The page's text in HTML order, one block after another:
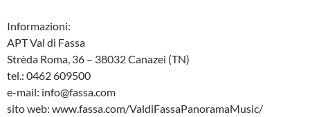
Informazioni:
APT Val di Fassa
Strèda Roma, 36 – 38032 Canazei (TN)
tel.: 0462 609500
e-mail: info@fassa.com
sito web: www.fassa.com/ValdiFassaPanoramaMusic/